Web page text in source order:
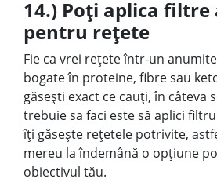
14.) Poți aplica filtre
pentru rețete
Fie ca vrei rețete într-un
bogate în proteine, fibre sau
găsești exact ce cauți, în câteva
trebuie sa faci este să aplici
îți găsește rețetele potrivite,
mereu la îndemână o opțiune
obiectivul tău.